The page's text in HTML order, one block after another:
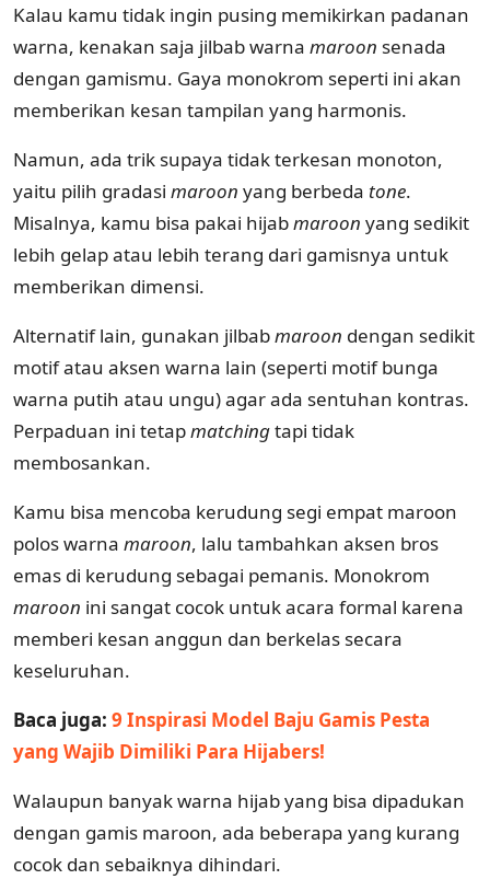
Kalau kamu tidak ingin pusing memikirkan padanan
warna, kenakan saja jilbab warna maroon senada
dengan gamismu. Gaya monokrom seperti ini akan
memberikan kesan tampilan yang harmonis.
Namun, ada trik supaya tidak terkesan monoton,
yaitu pilih gradasi maroon yang berbeda tone.
Misalnya, kamu bisa pakai hijabmaroon yang sedikit
lebih gelap atau lebih terang dari gamisnya untuk
memberikan dimensi.
Alternatif lain, gunakan jilbabmaroon dengan sedikit
motif atau aksen warna lain (seperti motif bunga
warna putih atau ungu) agar ada sentuhan kontras.
Perpaduan ini tetapmatchingtapi tidak
membosankan.
Kamu bisa mencoba kerudung segi empat maroon
polos warna maroon, lalu tambahkan aksen bros
emas di kerudung sebagai pemanis. Monokrom
maroon ini sangat cocok untuk acara formal karena
memberi kesan anggun dan berkelas secara
keseluruhan.
Baca juga: 9 Inspirasi Model Baju Gamis Pesta
yang Wajib Dimiliki Para Hijabers!
Walaupun banyak warna hijab yang bisa dipadukan
dengan gamis maroon, ada beberapa yang kurang
cocok dan sebaiknya dihindari.